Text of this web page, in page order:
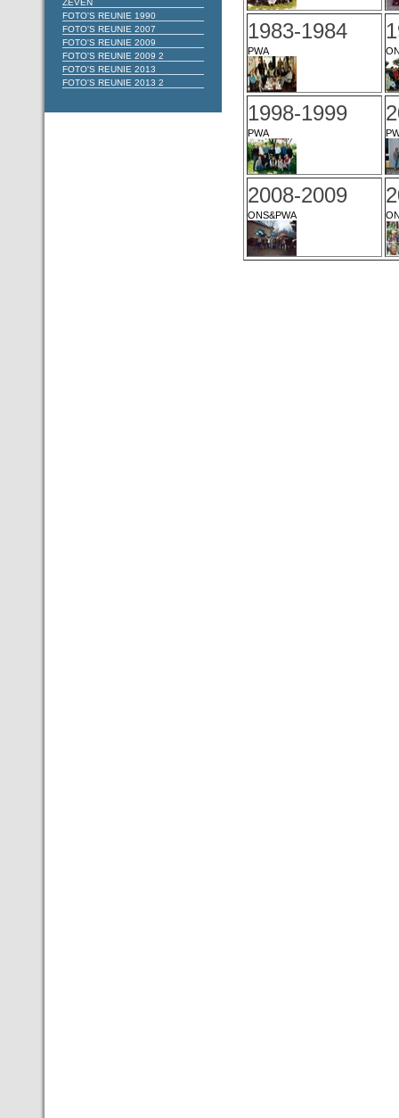
ZEVEN
FOTO'S REUNIE 1990
FOTO'S REUNIE 2007
FOTO'S REUNIE 2009
FOTO'S REUNIE 2009 2
FOTO'S REUNIE 2013
FOTO'S REUNIE 2013 2
1983-1984
PWA
1998-1999
PWA
2008-2009
ONS&PWA